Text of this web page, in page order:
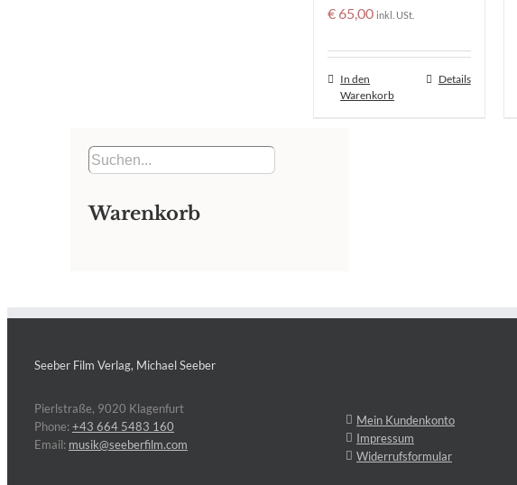
€ 65,00 inkl. USt.
In den
Warenkorb
Details
Warenkorb
Seeber Film Verlag, Michael Seeber
Pierlstraße, 9020 Klagenfurt
Phone:+43 664 5483 160
Email: musik@seeberfilm.com
Mein Kundenkonto
Impressum
Widerrufsformular